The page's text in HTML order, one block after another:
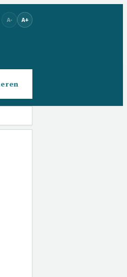
A- A+